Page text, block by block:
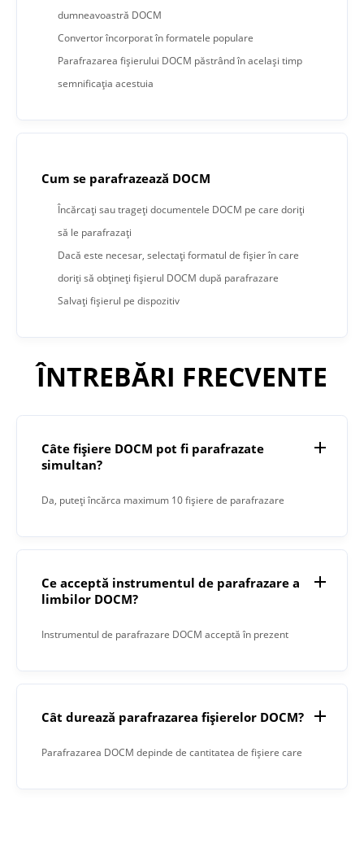
dumneavoastră DOCM
Convertor încorporat în formatele populare
Parafrazarea fișierului DOCM păstrând în același timp
semnificația acestuia
Cum se parafrazează DOCM
Încărcați sau trageți documentele DOCM pe care doriți
să le parafrazați
Dacă este necesar, selectați formatul de fișier în care
doriți să obțineți fișierul DOCM după parafrazare
Salvați fișierul pe dispozitiv
ÎNTREBĂRI FRECVENTE
Câte fișiere DOCM pot fi parafrazate
simultan?
Da, puteți încărca maximum 10 fișiere de parafrazare
Ce acceptă instrumentul de parafrazare a
limbilor DOCM?
Instrumentul de parafrazare DOCM acceptă în prezent
Cât durează parafrazarea fișierelor DOCM?
Parafrazarea DOCM depinde de cantitatea de fișiere care